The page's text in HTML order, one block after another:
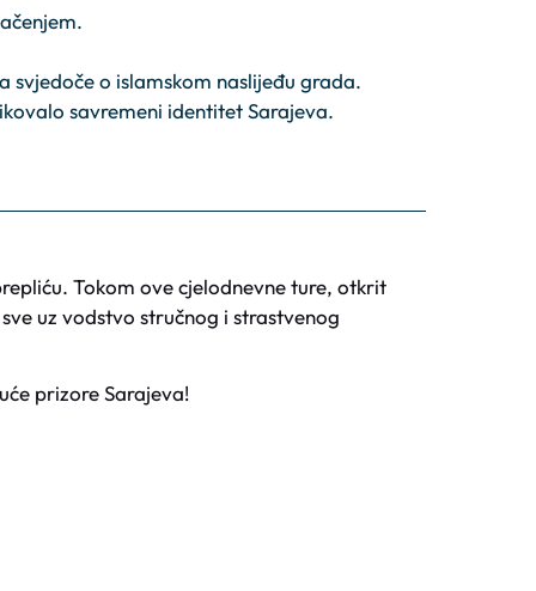
o islamskom naslijeđu grada.
savremeni identitet Sarajeva.
Tokom ove cjelodnevne ture, otkrit
uz vodstvo stručnog i strastvenog
prizore Sarajeva!